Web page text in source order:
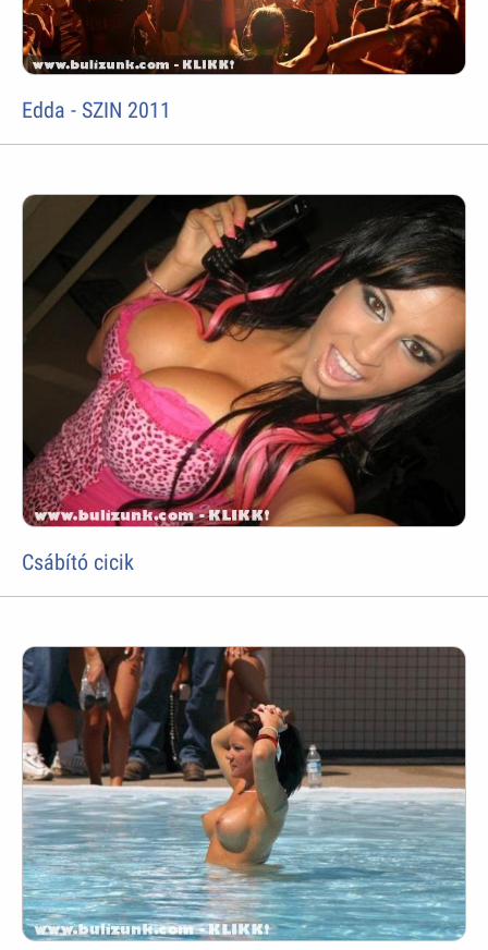
Edda - SZIN 2011
Csábító cicik